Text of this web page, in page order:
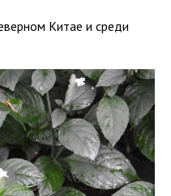
Китае и среди